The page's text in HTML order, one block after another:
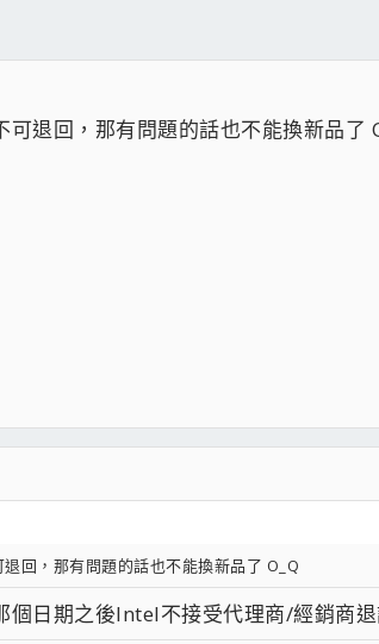
可退回，那有問題的話也不能換新品了
回，那有問題的話也不能換新品了 O_Q
個日期之後Intel不接受代理商/經銷商